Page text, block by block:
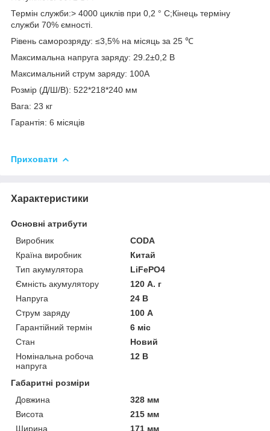
Термін служби:> 4000 циклів при 0,2 ° C;Кінець терміну
служби 70% ємності.
Рівень саморозряду: ≤3,5% на місяць за 25 ℃
Максимальна напруга заряду: 29.2±0,2 В
Максимальний струм заряду: 100А
Розмір (Д/Ш/В): 522*218*240 мм
Вага: 23 кг
Гарантія: 6 місяців
Приховати
Характеристики
Основні атрибути
Виробник
CODA
Країна виробник
Китай
Тип акумулятора
LiFePO4
Ємність акумулятору
120 А. г
Напруга
24 В
Струм заряду
100 А
Гарантійний термін
6 міс
Стан
Новий
Номінальна робоча
напруга
12 В
Габаритні розміри
Довжина
328 мм
Висота
215 мм
Ширина
171 мм